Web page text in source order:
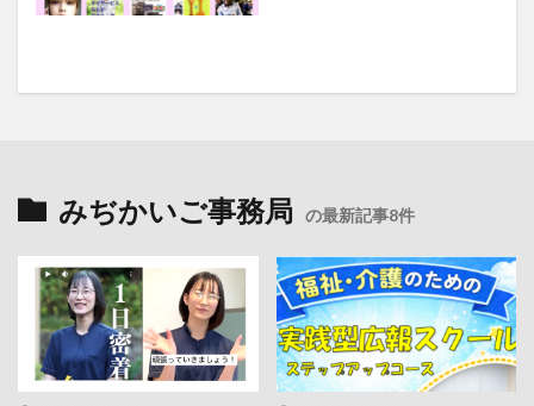
みぢかいご事務局 の最新記事8件